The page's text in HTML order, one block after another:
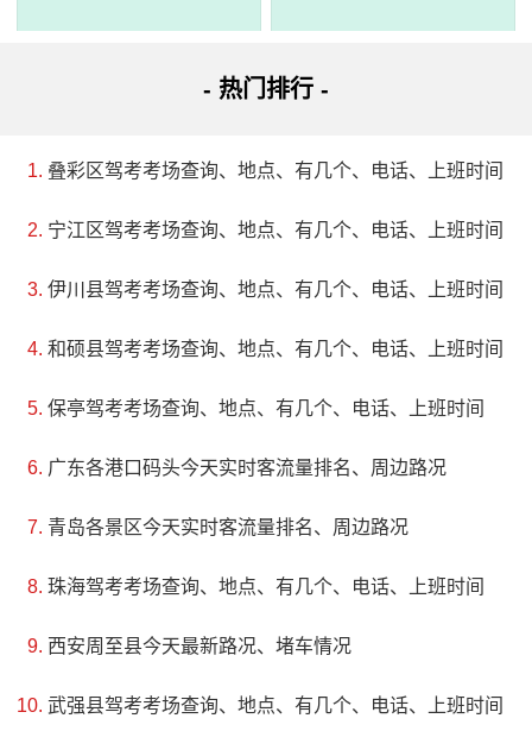
- 热门排行 -
叠彩区驾考考场查询、地点、有几个、电话、上班时间
宁江区驾考考场查询、地点、有几个、电话、上班时间
伊川县驾考考场查询、地点、有几个、电话、上班时间
和硕县驾考考场查询、地点、有几个、电话、上班时间
保亭驾考考场查询、地点、有几个、电话、上班时间
广东各港口码头今天实时客流量排名、周边路况
青岛各景区今天实时客流量排名、周边路况
珠海驾考考场查询、地点、有几个、电话、上班时间
西安周至县今天最新路况、堵车情况
武强县驾考考场查询、地点、有几个、电话、上班时间